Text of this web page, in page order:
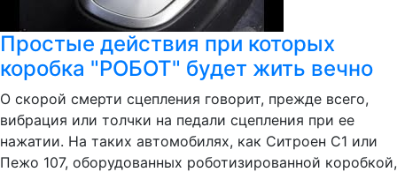
Простые действия при которых
коробка "РОБОТ" будет жить вечно
О скорой смерти сцепления говорит, прежде всего,
вибрация или толчки на педали сцепления при ее
нажатии. На таких автомобилях, как Ситроен C1 или
Пежо 107, оборудованных роботизированной коробкой,